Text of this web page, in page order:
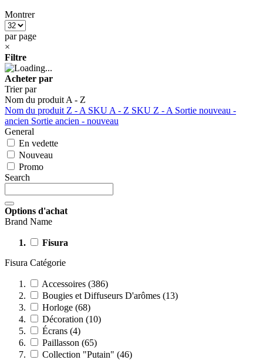
Montrer
par page
×
Filtre
Acheter par
Trier par
Nom du produit A - Z
Nom du produit Z - A SKU A - Z SKU Z - A Sortie nouveau -
ancien Sortie ancien - nouveau
General
En vedette
Nouveau
Promo
Search
Options d'achat
Brand Name
Fisura
Fisura Catégorie
Accessoires (386)
Bougies et Diffuseurs D'arômes (13)
Horloge (68)
Décoration (10)
Écrans (4)
Paillasson (65)
Collection "Putain" (46)